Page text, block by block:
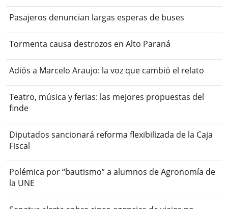
Pasajeros denuncian largas esperas de buses
Tormenta causa destrozos en Alto Paraná
Adiós a Marcelo Araujo: la voz que cambió el relato
Teatro, música y ferias: las mejores propuestas del
finde
Diputados sancionará reforma flexibilizada de la Caja
Fiscal
Polémica por “bautismo” a alumnos de Agronomía de
la UNE